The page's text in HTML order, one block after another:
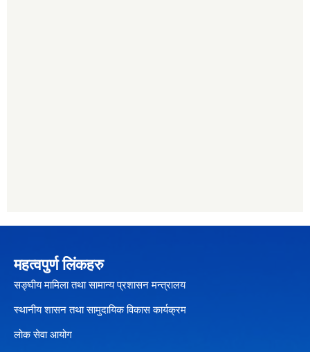
महत्वपुर्ण लिंकहरु
सङ्घीय मामिला तथा सामान्य प्रशासन मन्त्रालय
स्थानीय शासन तथा सामुदायिक विकास कार्यक्रम
लोक सेवा आयोग